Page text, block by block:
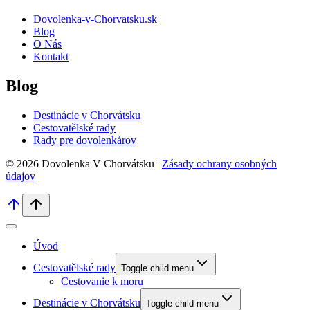
Dovolenka-v-Chorvatsku.sk
Blog
O Nás
Kontakt
Blog
Destinácie v Chorvátsku
Cestovatělské rady
Rady pre dovolenkárov
© 2026 Dovolenka V Chorvátsku | Zásady ochrany osobných
údajov
Úvod
Cestovatělské rady Toggle child menu
Cestovanie k moru
Destinácie v Chorvátsku Toggle child menu